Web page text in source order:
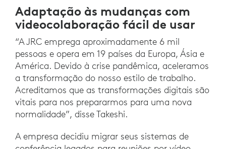
Adaptação às mudanças com
videocolaboração fácil de usar
“A JRC emprega aproximadamente 6 mil
pessoas e opera em 19 países da Europa, Ásia e
América. Devido à crise pandêmica, aceleramos
a transformação do nosso estilo de trabalho.
Acreditamos que as transformações digitais são
vitais para nos prepararmos para uma nova
normalidade”, disse Takeshi.
A empresa decidiu migrar seus sistemas de